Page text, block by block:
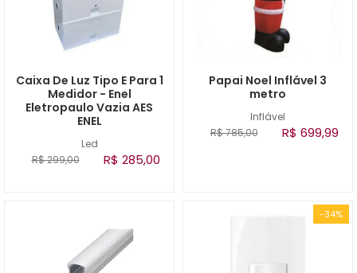
Led
Caixa De Luz Tipo E Para 1
Medidor - Enel
Eletropaulo Vazia AES
ENEL
R$ 299,00 R$ 285,00
Inflável
Papai Noel Inflável 3
metro
R$ 785,00 R$ 699,99
-34%